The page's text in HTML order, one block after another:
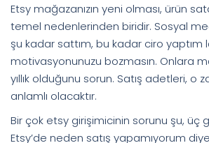
Etsy mağazanızın yeni olması, ürün
temel nedenlerinden biridir. Sosyal
şu kadar sattım, bu kadar ciro yaptım
motivasyonunuzu bozmasın. Onlara
yıllık olduğunu sorun. Satış adetleri, o
anlamlı olacaktır.
Bir çok etsy girişimicinin sorunu şu, üç
Etsy’de neden satış yapamıyorum diye